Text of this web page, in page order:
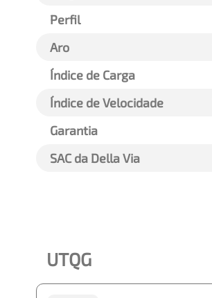
Perfil
Aro
Índice de Carga
Índice de Velocidade
Garantia
SAC da Della Via
UTQG